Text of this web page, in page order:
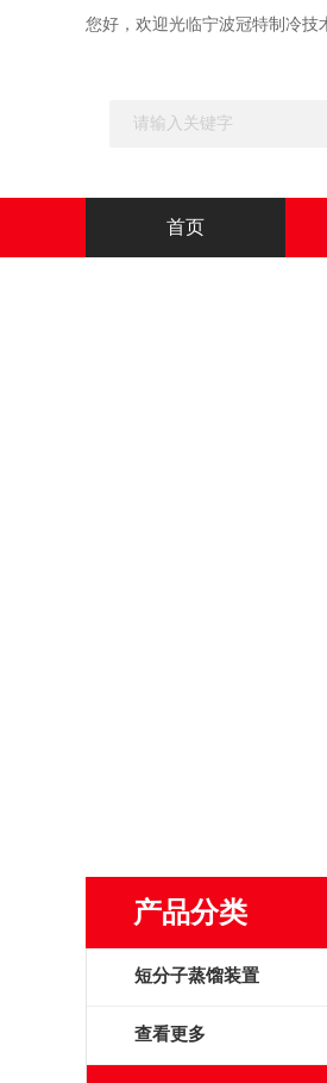
您好，欢迎光临宁波冠特制冷技
首页
产品分类
短分子蒸馏装置
查看更多